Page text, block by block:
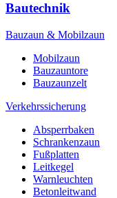
Bautechnik
Bauzaun & Mobilzaun
Mobilzaun
Bauzauntore
Bauzaunzelt
Verkehrssicherung
Absperrbaken
Schrankenzaun
Fußplatten
Leitkegel
Warnleuchten
Betonleitwand